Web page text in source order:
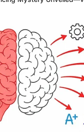
de la tribu.